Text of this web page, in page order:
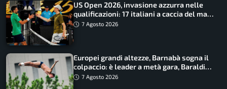
US Open 2026, invasione azzurra nelle
qualificazioni: 17 italiani a caccia del main
draw7 Agosto 2026
Europei grandi altezze, Barnabà sogna il
colpaccio: è leader a metà gara, Baraldi
ancora in corsa
7 Agosto 2026